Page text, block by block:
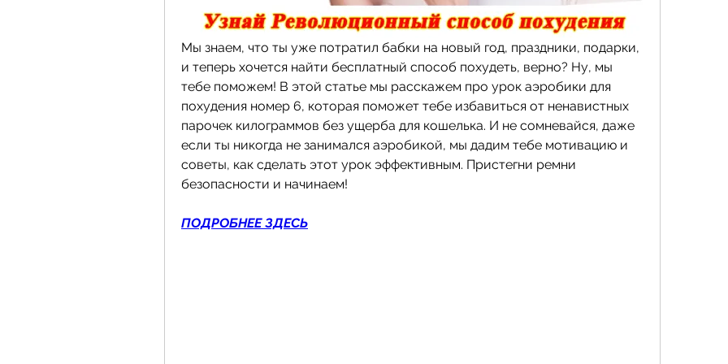
Мы знаем, что ты уже потратил бабки на новый год, праздники, подарки,
и теперь хочется найти бесплатный способ похудеть, верно? Ну, мы
тебе поможем! В этой статье мы расскажем про урок аэробики для
похудения номер 6, которая поможет тебе избавиться от ненавистных
парочек килограммов без ущерба для кошелька. И не сомневайся, даже
если ты никогда не занимался аэробикой, мы дадим тебе мотивацию и
советы, как сделать этот урок эффективным. Пристегни ремни
безопасности и начинаем!
ПОДРОБНЕЕ ЗДЕСЬ